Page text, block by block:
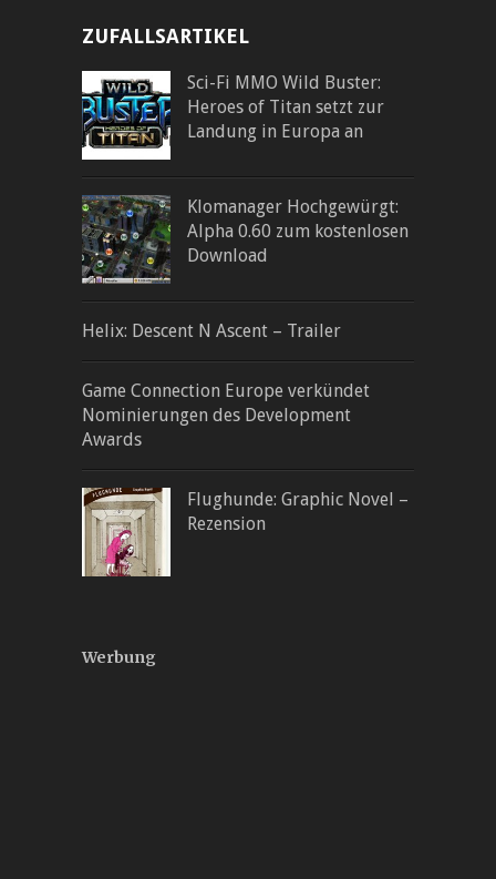
ZUFALLSARTIKEL
Sci-Fi MMO Wild Buster:
Heroes of Titan setzt zur
Landung in Europa an
Klomanager Hochgewürgt:
Alpha 0.60 zum kostenlosen
Download
Helix: Descent N Ascent – Trailer
Game Connection Europe verkündet
Nominierungen des Development
Awards
Flughunde: Graphic Novel –
Rezension
Werbung